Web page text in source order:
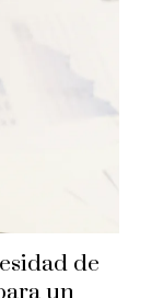
de